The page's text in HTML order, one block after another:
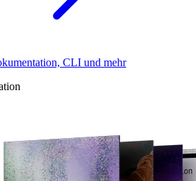
CLI und mehr